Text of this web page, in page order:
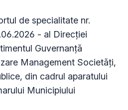
de specialitate nr.
- al Direcției
Guvernanță
Management Societăți,
din cadrul aparatului
Municipiului